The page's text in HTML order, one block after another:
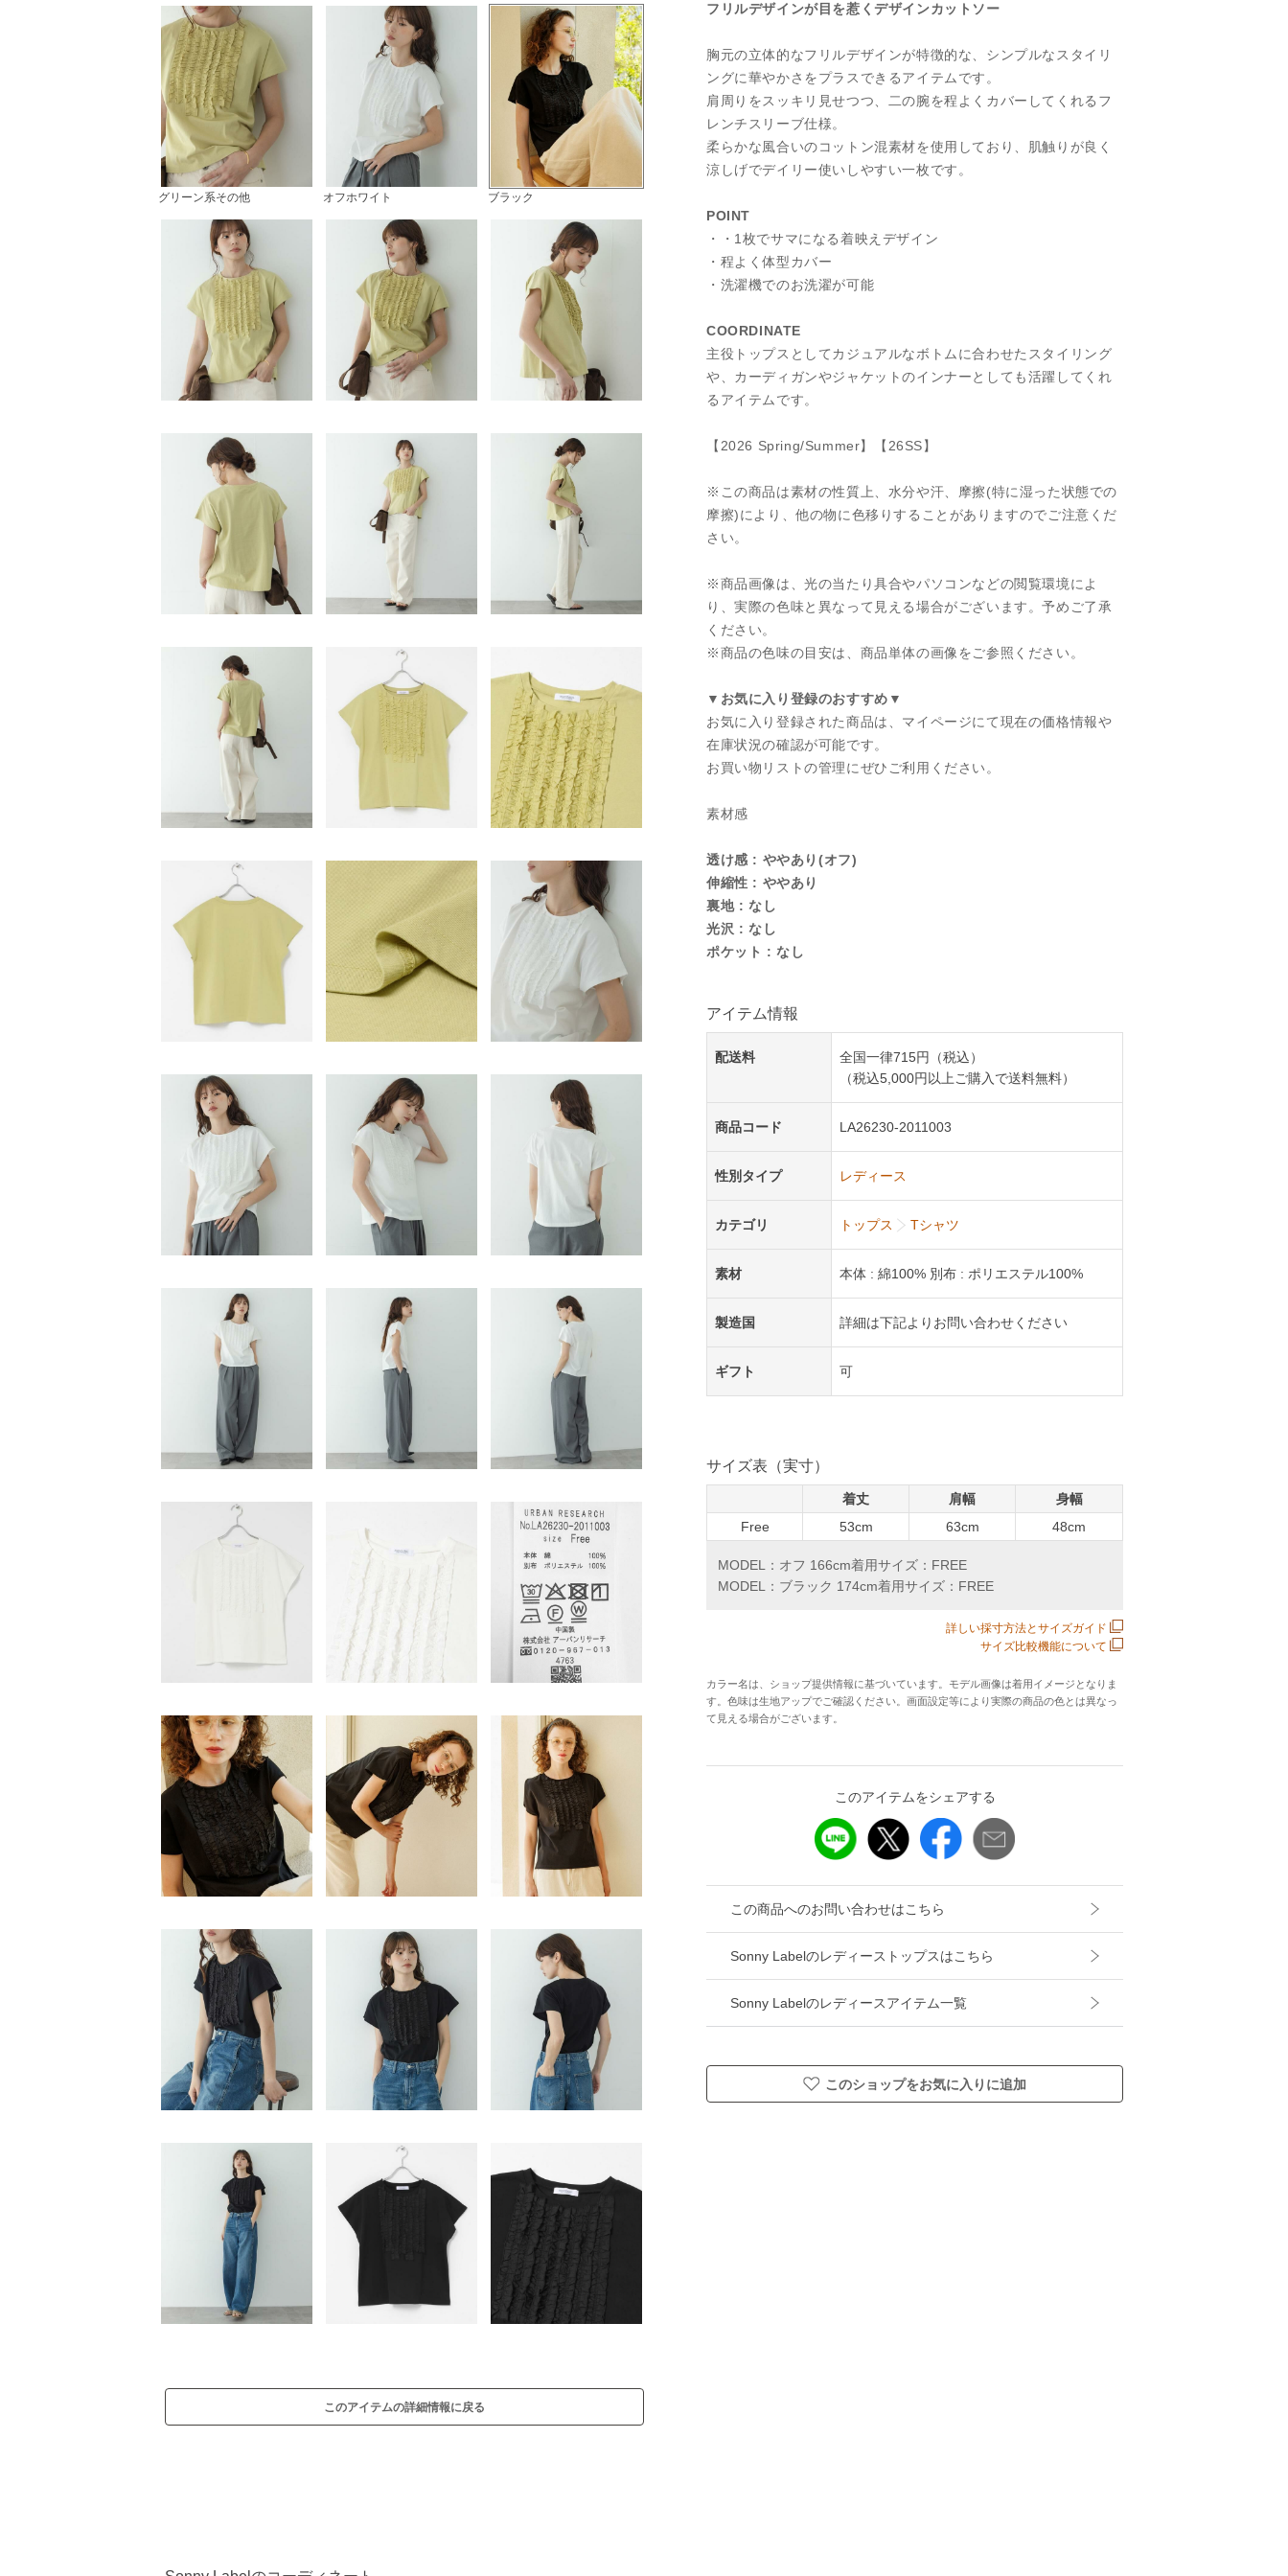
グリーン系その他 オフホワイト ブラック
このアイテムの詳細情報に戻る
フリルデザインが目を惹くデザインカットソー
胸元の立体的なフリルデザインが特徴的な、シンプルなスタイリ
ングに華やかさをプラスできるアイテムです。
肩周りをスッキリ見せつつ、二の腕を程よくカバーしてくれるフ
レンチスリーブ仕様。
柔らかな風合いのコットン混素材を使用しており、肌触りが良く
涼しげでデイリー使いしやすい一枚です。
POINT
・・1枚でサマになる着映えデザイン
・程よく体型カバー
・洗濯機でのお洗濯が可能
COORDINATE
主役トップスとしてカジュアルなボトムに合わせたスタイリング
や、カーディガンやジャケットのインナーとしても活躍してくれ
るアイテムです。
【2026 Spring/Summer】【26SS】
※この商品は素材の性質上、水分や汗、摩擦(特に湿った状態での
摩擦)により、他の物に色移りすることがありますのでご注意くだ
さい。
※商品画像は、光の当たり具合やパソコンなどの閲覧環境によ
り、実際の色味と異なって見える場合がございます。予めご了承
ください。
※商品の色味の目安は、商品単体の画像をご参照ください。
▼お気に入り登録のおすすめ▼
お気に入り登録された商品は、マイページにて現在の価格情報や
在庫状況の確認が可能です。
お買い物リストの管理にぜひご利用ください。
素材感
透け感 : ややあり(オフ)
伸縮性 : ややあり
裏地 : なし
光沢 : なし
ポケット : なし
アイテム情報
配送料
全国一律715円（税込）
（税込5,000円以上ご購入で送料無料）
商品コード LA26230-2011003
性別タイプ レディース
カテゴリ トップス Tシャツ
素材 本体 : 綿100% 別布 : ポリエステル100%
製造国 詳細は下記よりお問い合わせください
ギフト 可
サイズ表（実寸）
着丈 肩幅
身幅
Free
53cm 63cm 48cm
MODEL：オフ 166cm着用サイズ：FREE
MODEL：ブラック 174cm着用サイズ：FREE
詳しい採寸方法とサイズガイド
サイズ比較機能について
カラー名は、ショップ提供情報に基づいています。モデル画像は着用イメージとなりま
す。色味は生地アップでご確認ください。画面設定等により実際の商品の色とは異なっ
て見える場合がございます。
このアイテムをシェアする
この商品へのお問い合わせはこちら
Sonny Labelのレディーストップスはこちら
Sonny Labelのレディースアイテム一覧
このショップをお気に入りに追加